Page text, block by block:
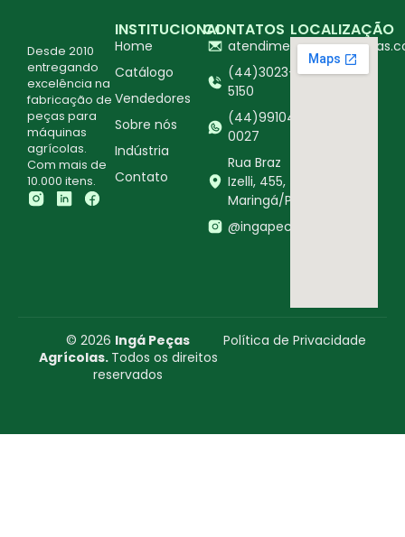
Desde 2010
entregando
excelência na
fabricação de
peças para
máquinas
agrícolas.
Com mais de
10.000 itens.
INSTITUCIONAL
Home
Catálogo
Vendedores
Sobre nós
Indústria
Contato
CONTATOS
(44)3023-
5150
(44)99104-
0027
Rua Braz
Izelli, 455,
Maringá/PR
@ingapecasagricolas
LOCALIZAÇÃO
© 2026 Ingá Peças
Agrícolas. Todos os direitos
reservados
Política de Privacidade